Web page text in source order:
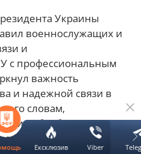
Украины
военнослужащих и
и
с профессиональным
важность
и надежной связи в
его словам,
и кибербезопасности
действий
Ексклюзив Viber